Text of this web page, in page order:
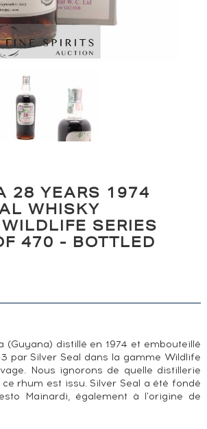
28 YEARS 1974
WHISKY
SERIES
470 - BOTTLED
(Guyana) distillé en 1974 et embouteillé
par Silver Seal dans la gamme Wildlife
Nous ignorons de quelle distillerie
rhum est issu. Silver Seal a été fondé
Mainardi, également à l'origine de